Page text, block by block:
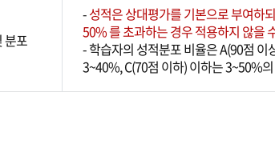
분포
-성적은 상대평가를 기본으로 부여하
50% 를 초과하는 경우 적용하지 않을
- 학습자의 성적분포 비율은 A(90점
3~40%, C(70점 이하) 이하는 3~50%